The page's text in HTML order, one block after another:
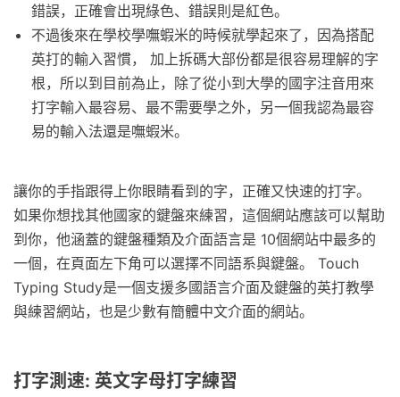
錯誤，正確會出現綠色、錯誤則是紅色。
不過後來在學校學嘸蝦米的時候就學起來了，因為搭配
英打的輸入習慣， 加上拆碼大部份都是很容易理解的字
根，所以到目前為止，除了從小到大學的國字注音用來
打字輸入最容易、最不需要學之外，另一個我認為最容
易的輸入法還是嘸蝦米。
讓你的手指跟得上你眼睛看到的字，正確又快速的打字。
如果你想找其他國家的鍵盤來練習，這個網站應該可以幫助
到你，他涵蓋的鍵盤種類及介面語言是 10個網站中最多的
一個，在頁面左下角可以選擇不同語系與鍵盤。 Touch
Typing Study是一個支援多國語言介面及鍵盤的英打教學
與練習網站，也是少數有簡體中文介面的網站。
打字測速: 英文字母打字練習